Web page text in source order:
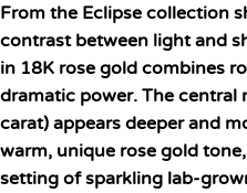
From the Eclipse collection
contrast between light and
in 18K rose gold combines
dramatic power. The central
carat) appears deeper and
warm, unique rose gold
setting of sparkling lab-